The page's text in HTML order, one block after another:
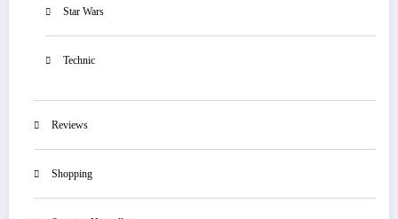
Star Wars
Technic
Reviews
Shopping